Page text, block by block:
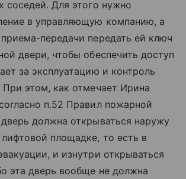
соседей. Для этого нужно
в управляющую компанию, а
передачи передать ей ключ
двери, чтобы обеспечить доступ
за эксплуатацию и контроль
При этом, как отмечает Ирина
п.52 Правил пожарной
должна открываться наружу
площадке, то есть в
и изнутри открываться
эта дверь вообще не должна